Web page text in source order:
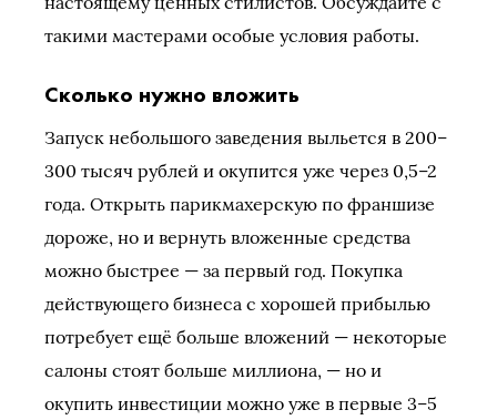
такими мастерами особые условия работы.
Сколько нужно вложить
Запуск небольшого заведения выльется в 200–
300 тысяч рублей и окупится уже через 0,5–2
года. Открыть парикмахерскую по франшизе
дороже, но и вернуть вложенные средства
можно быстрее — за первый год. Покупка
действующего бизнеса с хорошей прибылью
потребует ещё больше вложений — некоторые
салоны стоят больше миллиона, — но и
окупить инвестиции можно уже в первые 3–5